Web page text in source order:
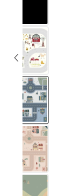
Landleben
Småstraat blue
Småstraat rose